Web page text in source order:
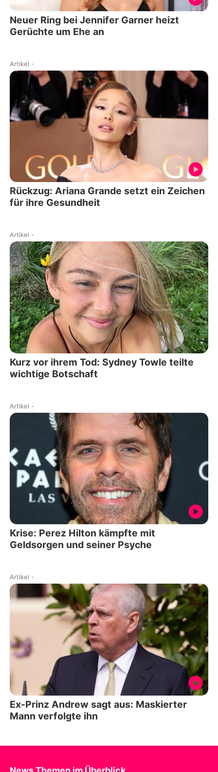
Neuer Ring bei Jennifer Garner heizt
Gerüchte um Ehe an
Artikel -
Rückzug: Ariana Grande setzt ein Zeichen
für ihre Gesundheit
Artikel -
Kurz vor ihrem Tod: Sydney Towle teilte
wichtige Botschaft
Artikel -
Krise: Perez Hilton kämpfte mit
Geldsorgen und seiner Psyche
Artikel -
Ex-Prinz Andrew sagt aus: Maskierter
Mann verfolgte ihn